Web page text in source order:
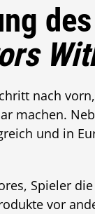
nach
machen.
und in
Spieler
vor